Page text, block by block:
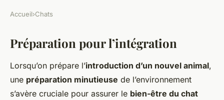
Comment intégrer un nouvel
animal de compagnie dans
une maison déjà occupée par
un chat
Accueil›Chats
Préparation pour l’intégration
Lorsqu’on prépare l’introduction d’un nouvel animal,
une préparation minutieuse de l’environnement
s’avère cruciale pour assurer le bien-être du chat